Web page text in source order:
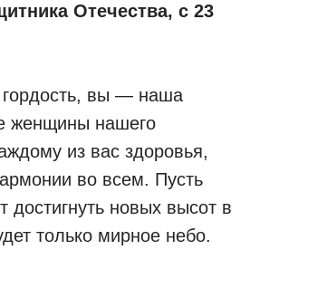
Отечества, с 23
вы — наша
женщины нашего
из вас здоровья,
во всем. Пусть
новых высот в
только мирное небо.